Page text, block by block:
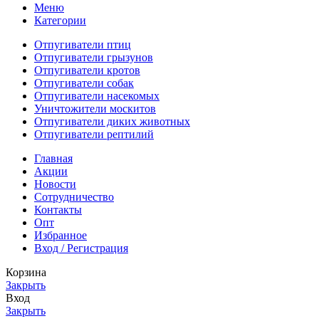
составляла
499.00 Br.
Меню
Категории
Отпугиватели птиц
Отпугиватели грызунов
Отпугиватели кротов
Отпугиватели собак
Отпугиватели насекомых
Уничтожители москитов
Отпугиватели диких животных
Отпугиватели рептилий
Главная
Акции
Новости
Сотрудничество
Контакты
Опт
Избранное
Вход / Регистрация
Корзина
Закрыть
Вход
Закрыть